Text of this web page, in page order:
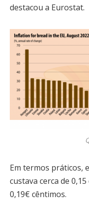
destacou a Eurostat.
Em termos práticos,
custava cerca de
0,19€ cêntimos.